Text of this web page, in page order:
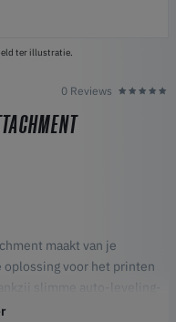
ter illustratie.
0 Reviews
maakt van je
oplossing voor het printen
slimme auto-leveling-
tumblers, flessen en